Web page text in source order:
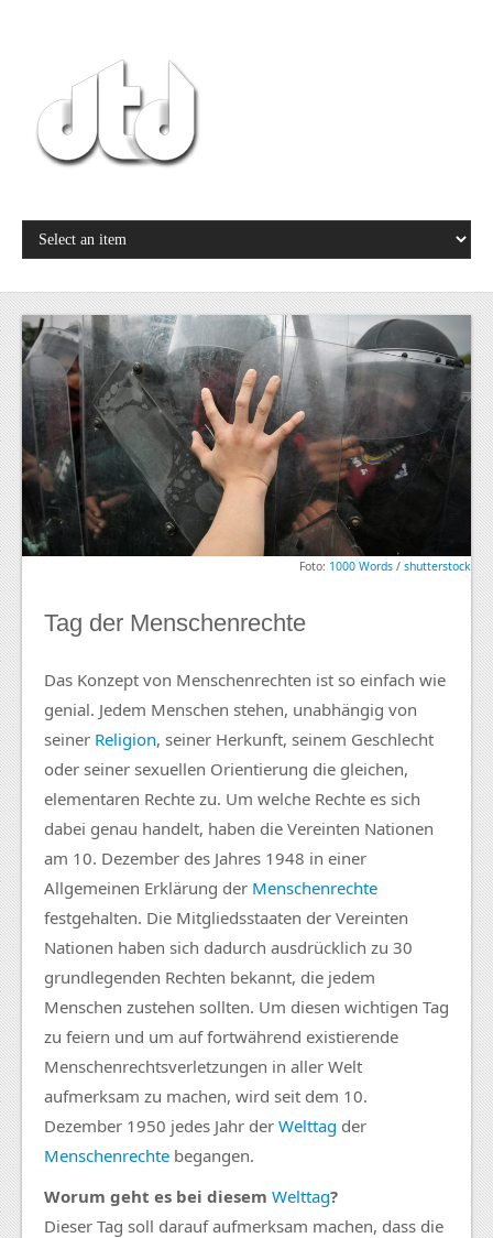
Foto: 1000 Words / shutterstock
Tag der Menschenrechte
Das Konzept von Menschenrechten ist so einfach wie
genial. Jedem Menschen stehen, unabhängig von
seiner Religion, seiner Herkunft, seinem Geschlecht
oder seiner sexuellen Orientierung die gleichen,
elementaren Rechte zu. Um welche Rechte es sich
dabei genau handelt, haben die Vereinten Nationen
am 10. Dezember des Jahres 1948 in einer
Allgemeinen Erklärung der Menschenrechte
festgehalten. Die Mitgliedsstaaten der Vereinten
Nationen haben sich dadurch ausdrücklich zu 30
grundlegenden Rechten bekannt, die jedem
Menschen zustehen sollten. Um diesen wichtigen Tag
zu feiern und um auf fortwährend existierende
Menschenrechtsverletzungen in aller Welt
aufmerksam zu machen, wird seit dem 10.
Dezember 1950 jedes Jahr der Welttag der
Menschenrechte begangen.
Worum geht es bei diesem Welttag?
Dieser Tag soll darauf aufmerksam machen, dass die